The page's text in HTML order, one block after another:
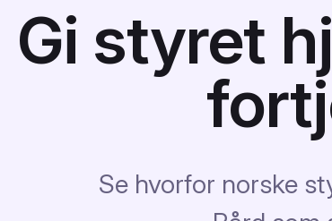
Gi styret
Se hvorfor norske